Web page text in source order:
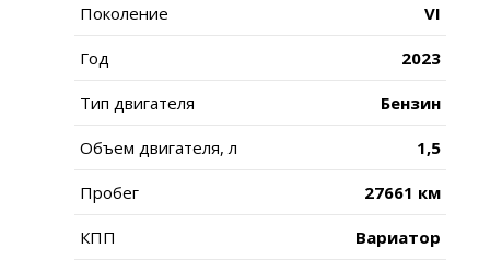
Поколение VI
Год 2023
Тип двигателя Бензин
Объем двигателя, л 1,5
Пробег 27661 км
КПП Вариатор